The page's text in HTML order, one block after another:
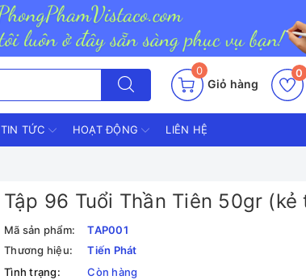
0
Giỏ hàng
0
TIN TỨC HOẠT ĐỘNG LIÊN HỆ
Tập 96 Tuổi Thần Tiên 50gr (kẻ
Mã sản phẩm:
TAP001
Thương hiệu:
Tiến Phát
Tình trạng:
Còn hàng